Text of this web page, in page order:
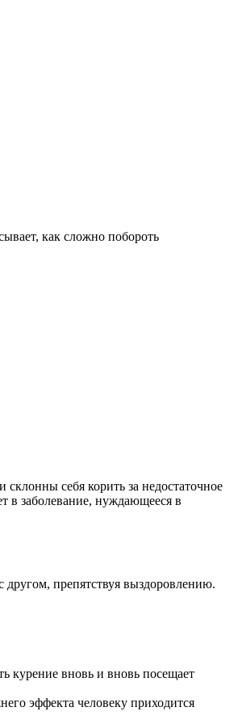
как сложно побороть
себя корить за недостаточное
в заболевание, нуждающееся в
другом, препятствуя выздоровлению.
курение вновь и вновь посещает
эффекта человеку приходится